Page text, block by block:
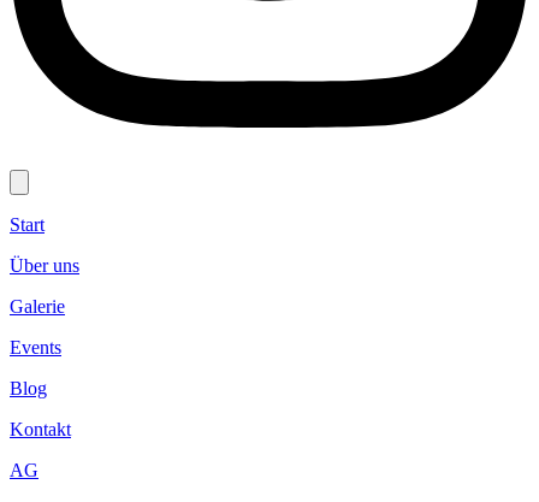
Start
Über uns
Galerie
Events
Blog
Kontakt
AG